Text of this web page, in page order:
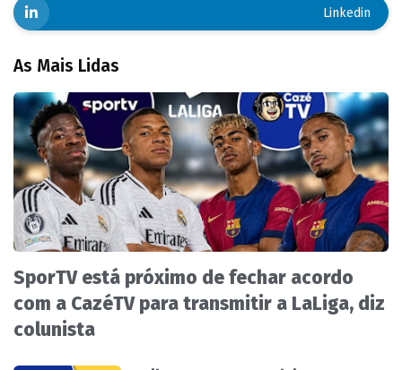
Linkedin
As Mais Lidas
SporTV está próximo de fechar acordo
com a CazéTV para transmitir a LaLiga, diz
colunista